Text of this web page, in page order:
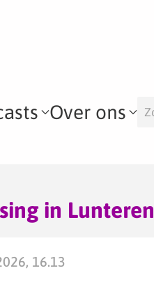
Over ons
in Lunteren
16.13